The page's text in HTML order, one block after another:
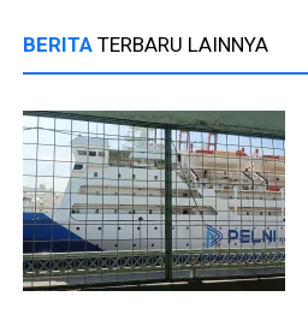
BERITA TERBARU LAINNYA